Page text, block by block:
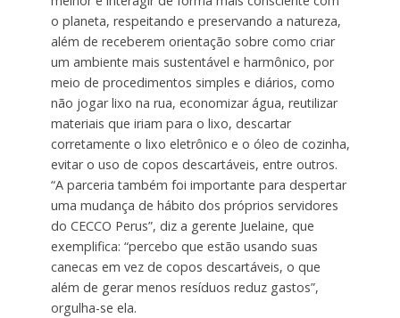
o planeta, respeitando e preservando a natureza,
além de receberem orientação sobre como criar
um ambiente mais sustentável e harmônico, por
meio de procedimentos simples e diários, como
não jogar lixo na rua, economizar água, reutilizar
materiais que iriam para o lixo, descartar
corretamente o lixo eletrônico e o óleo de cozinha,
evitar o uso de copos descartáveis, entre outros.
“A parceria também foi importante para despertar
uma mudança de hábito dos próprios servidores
do CECCO Perus”, diz a gerente Juelaine, que
exemplifica: “percebo que estão usando suas
canecas em vez de copos descartáveis, o que
além de gerar menos resíduos reduz gastos”,
orgulha-se ela.